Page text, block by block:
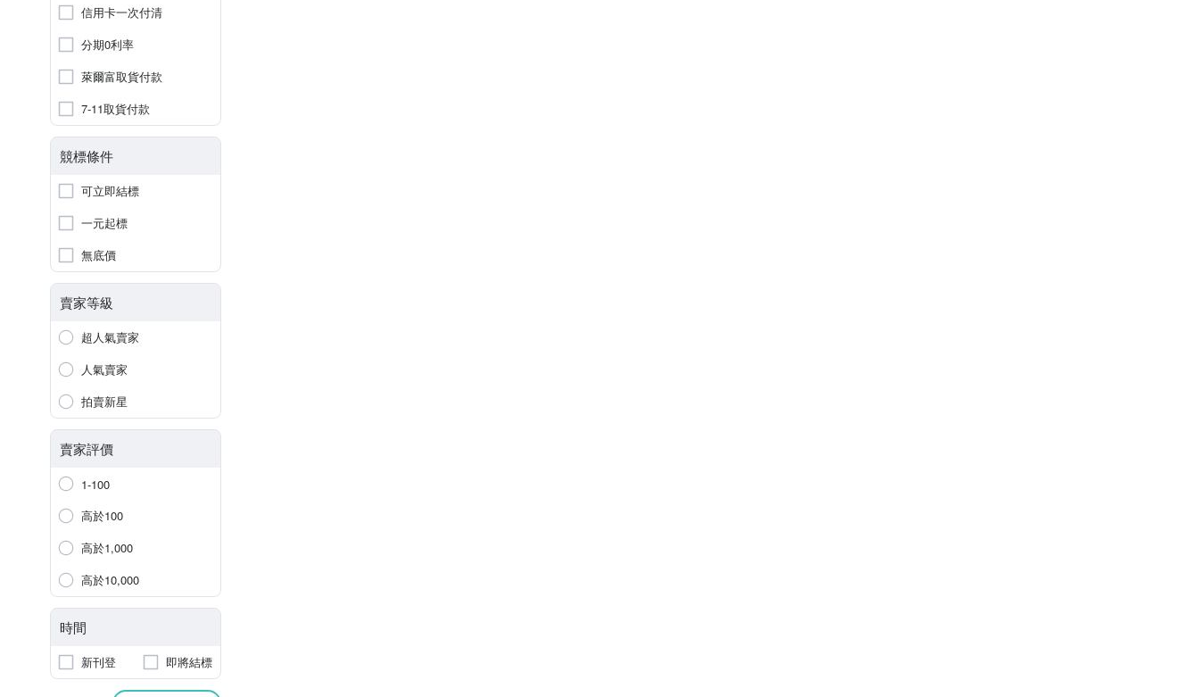
信用卡一次付清
分期0利率
萊爾富取貨付款
7-11取貨付款
競標條件
可立即結標
一元起標
無底價
賣家等級
超人氣賣家
人氣賣家
拍賣新星
賣家評價
1-100
高於100
高於1,000
高於10,000
時間
新刊登 即將結標